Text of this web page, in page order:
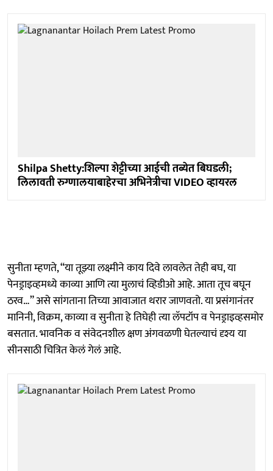
Shilpa Shetty:शिल्पा शेट्टीच्या आईची तब्येत बिघडली;
लिलावती रुग्णालयाबाहेरचा अभिनेत्रीचा VIDEO व्हायरल
सुनीता म्हणते, “या तूझ्या लक्ष्मीने काय दिवे लावलेत तेही बघ, या
पेनड्राइव्हमध्ये काव्या आणि त्या मुलाचं व्हिडीओ आहे. आता तूच बघून
ठरव…” असे सांगताना तिच्या आवाजात थरार जाणवतो. या प्रसंगानंतर
मानिनी, विक्रम, काव्या व सुनीता हे तिघेही त्या लॅपटॉप व पेनड्राइव्हसमोर
बसतात. भावनिक व संवेदनशील क्षण अंगवळणी घेतल्याचं दृश्य या
सीनसाठी चित्रित केलं गेलं आहे.